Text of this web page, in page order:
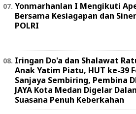
Yonmarhanlan I Mengikuti
Bersama Kesiagapan dan
POLRI
Iringan Do'a dan Shalawat
Anak Yatim Piatu, HUT ke-39
Sanjaya Sembiring, Pembina
JAYA Kota Medan Digelar
Suasana Penuh Keberkahan